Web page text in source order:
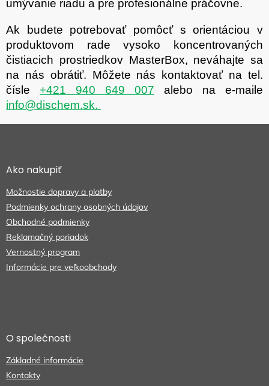
umývanie riadu a pre profesionálne práčovne.
Ak budete potrebovať pomôcť s orientáciou v
produktovom rade vysoko koncentrovaných
čistiacich prostriedkov MasterBox, neváhajte sa
na nás obrátiť. Môžete nás kontaktovať na tel.
čísle +421 940 649 007 alebo na e-maile
info@dischem.sk.
Z
ä
e
Ako nakupiť
Možnostie dopravy a platby
Podmienky ochrany osobných údajov
Obchodné podmienky
Reklamačný poriadok
Vernostný program
Informácie pre veľkoobchody
O společnosti
Základné informácie
Kontakty